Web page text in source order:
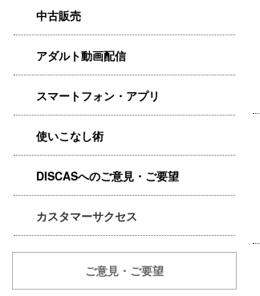
中古販売
アダルト動画配信
スマートフォン・アプリ
使いこなし術
DISCASへのご意見・ご要望
カスタマーサクセス
ご意見・ご要望